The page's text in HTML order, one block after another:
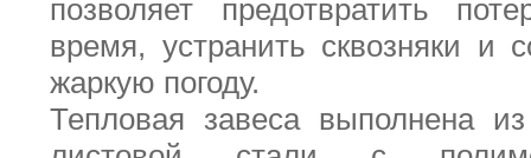
позволяет предотвратить
время, устранить сквозняки и
жаркую погоду.
Тепловая завеса выполнена из